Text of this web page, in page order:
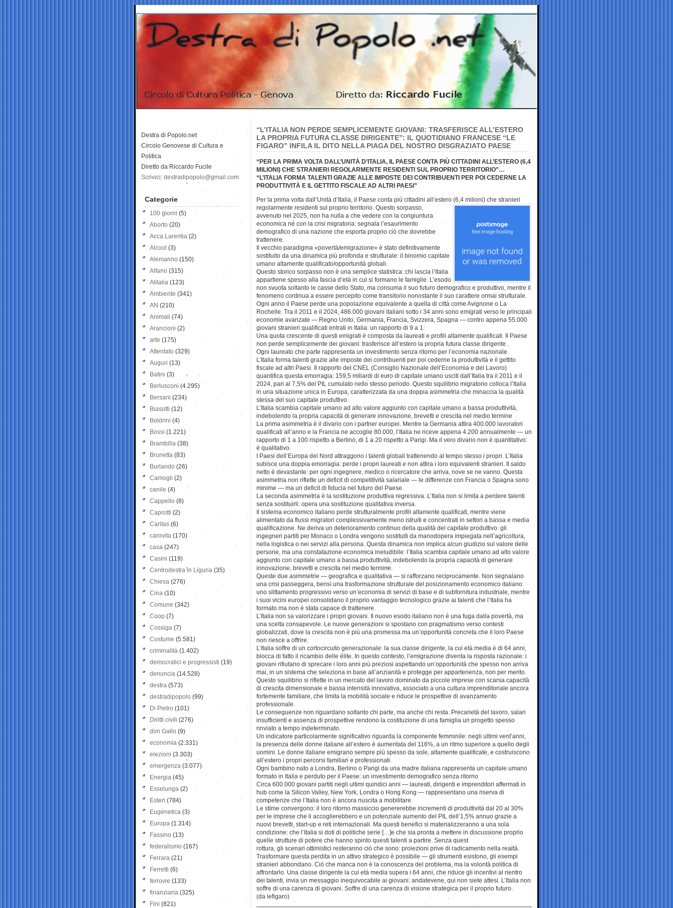
“L’ITALIA NON PERDE SEMPLICEMENTE GIOVANI: TRASFERISCE ALL’ESTERO
LA PROPRIA FUTURA CLASSE DIRIGENTE”: IL QUOTIDIANO FRANCESE “LE
FIGARO” INFILA IL DITO NELLA PIAGA DEL NOSTRO DISGRAZIATO PAESE
“PER LA PRIMA VOLTA DALL’UNITÀ D’ITALIA, IL PAESE CONTA PIÙ CITTADINI ALL’ESTERO (6,4
MILIONI) CHE STRANIERI REGOLARMENTE RESIDENTI SUL PROPRIO TERRITORIO”…
“L’ITALIA FORMA TALENTI GRAZIE ALLE IMPOSTE DEI CONTRIBUENTI PER POI CEDERNE LA
PRODUTTIVITÀ E IL GETTITO FISCALE AD ALTRI PAESI”
Per la prima volta dall’Unità d’Italia, il Paese conta più cittadini all’estero (6,4 milioni) che stranieri
regolarmente residenti sul proprio territorio. Questo sorpasso,
avvenuto nel 2025, non ha nulla a che vedere con la congiuntura
economica né con la crisi migratoria: segnala l’esaurimento
demografico di una nazione che esporta proprio ciò che dovrebbe
trattenere.
Il vecchio paradigma «povertà/emigrazione» è stato definitivamente
sostituito da una dinamica più profonda e strutturale: il binomio capitale
umano altamente qualificato/opportunità globali.
Questo storico sorpasso non è una semplice statistica: chi lascia l’Italia
appartiene spesso alla fascia d’età in cui si formano le famiglie. L’esodo
non svuota soltanto le casse dello Stato, ma consuma il suo futuro demografico e produttivo, mentre il
fenomeno continua a essere percepito come transitorio nonostante il suo carattere ormai strutturale.
Ogni anno il Paese perde una popolazione equivalente a quella di città come Avignone o La
Rochelle. Tra il 2011 e il 2024, 486.000 giovani italiani sotto i 34 anni sono emigrati verso le principali
economie avanzate — Regno Unito, Germania, Francia, Svizzera, Spagna — contro appena 55.000
giovani stranieri qualificati entrati in Italia: un rapporto di 9 a 1.
Una quota crescente di questi emigrati è composta da laureati e profili altamente qualificati. Il Paese
non perde semplicemente dei giovani: trasferisce all’estero la propria futura classe dirigente.
Ogni laureato che parte rappresenta un investimento senza ritorno per l’economia nazionale.
L’Italia forma talenti grazie alle imposte dei contribuenti per poi cederne la produttività e il gettito
fiscale ad altri Paesi. Il rapporto del CNEL (Consiglio Nazionale dell’Economia e del Lavoro)
quantifica questa emorragia: 159,5 miliardi di euro di capitale umano usciti dall’Italia tra il 2011 e il
2024, pari al 7,5% del PIL cumulato nello stesso periodo. Questo squilibrio migratorio colloca l’Italia
in una situazione unica in Europa, caratterizzata da una doppia asimmetria che minaccia la qualità
stessa del suo capitale produttivo.
L’Italia scambia capitale umano ad alto valore aggiunto con capitale umano a bassa produttività,
indebolendo la propria capacità di generare innovazione, brevetti e crescita nel medio termine
La prima asimmetria è il divario con i partner europei. Mentre la Germania attira 400.000 lavoratori
qualificati all’anno e la Francia ne accoglie 80.000, l’Italia ne riceve appena 4.200 annualmente — un
rapporto di 1 a 100 rispetto a Berlino, di 1 a 20 rispetto a Parigi. Ma il vero divario non è quantitativo:
è qualitativo.
I Paesi dell’Europa del Nord attraggono i talenti globali trattenendo al tempo stesso i propri. L’Italia
subisce una doppia emorragia: perde i propri laureati e non attira i loro equivalenti stranieri. Il saldo
netto è devastante: per ogni ingegnere, medico o ricercatore che arriva, nove se ne vanno. Questa
asimmetria non riflette un deficit di competitività salariale — le differenze con Francia o Spagna sono
minime — ma un deficit di fiducia nel futuro del Paese.
La seconda asimmetria è la sostituzione produttiva regressiva. L’Italia non si limita a perdere talenti
senza sostituirli: opera una sostituzione qualitativa inversa.
Il sistema economico italiano perde strutturalmente profili altamente qualificati, mentre viene
alimentato da flussi migratori complessivamente meno istruiti e concentrati in settori a bassa e media
qualificazione. Ne deriva un deterioramento continuo della qualità del capitale produttivo: gli
ingegneri partiti per Monaco o Londra vengono sostituiti da manodopera impiegata nell’agricoltura,
nella logistica o nei servizi alla persona. Questa dinamica non implica alcun giudizio sul valore delle
persone, ma una constatazione economica ineludibile: l’Italia scambia capitale umano ad alto valore
aggiunto con capitale umano a bassa produttività, indebolendo la propria capacità di generare
innovazione, brevetti e crescita nel medio termine.
Queste due asimmetrie — geografica e qualitativa — si rafforzano reciprocamente. Non segnalano
una crisi passeggera, bensì una trasformazione strutturale del posizionamento economico italiano:
uno slittamento progressivo verso un’economia di servizi di base e di subfornitura industriale, mentre
i suoi vicini europei consolidano il proprio vantaggio tecnologico grazie ai talenti che l’Italia ha
formato ma non è stata capace di trattenere.
L’Italia non sa valorizzare i propri giovani. Il nuovo esodo italiano non è una fuga dalla povertà, ma
una scelta consapevole. Le nuove generazioni si spostano con pragmatismo verso contesti
globalizzati, dove la crescita non è più una promessa ma un’opportunità concreta che il loro Paese
non riesce a offrire.
L’Italia soffre di un cortocircuito generazionale: la sua classe dirigente, la cui età media è di 64 anni,
blocca di fatto il ricambio delle élite. In questo contesto, l’emigrazione diventa la risposta razionale: i
giovani rifiutano di sprecare i loro anni più preziosi aspettando un’opportunità che spesso non arriva
mai, in un sistema che seleziona in base all’anzianità e protegge per appartenenza, non per merito.
Questo squilibrio si riflette in un mercato del lavoro dominato da piccole imprese con scarsa capacità
di crescita dimensionale e bassa intensità innovativa, associato a una cultura imprenditoriale ancora
fortemente familiare, che limita la mobilità sociale e riduce le prospettive di avanzamento
professionale.
Le conseguenze non riguardano soltanto chi parte, ma anche chi resta. Precarietà del lavoro, salari
insufficienti e assenza di prospettive rendono la costituzione di una famiglia un progetto spesso
rinviato a tempo indeterminato.
Un indicatore particolarmente significativo riguarda la componente femminile: negli ultimi vent’anni,
la presenza delle donne italiane all’estero è aumentata del 116%, a un ritmo superiore a quello degli
uomini. Le donne italiane emigrano sempre più spesso da sole, altamente qualificate, e costruiscono
all’estero i propri percorsi familiari e professionali.
Ogni bambino nato a Londra, Berlino o Parigi da una madre italiana rappresenta un capitale umano
formato in Italia e perduto per il Paese: un investimento demografico senza ritorno
Circa 600.000 giovani partiti negli ultimi quindici anni — laureati, dirigenti e imprenditori affermati in
hub come la Silicon Valley, New York, Londra o Hong Kong — rappresentano una riserva di
competenze che l’Italia non è ancora riuscita a mobilitare.
Le stime convergono: il loro ritorno massiccio genererebbe incrementi di produttività dal 20 al 30%
per le imprese che li accoglierebbero e un potenziale aumento del PIL dell’1,5% annuo grazie a
nuovi brevetti, start-up e reti internazionali. Ma questi benefici si materializzeranno a una sola
condizione: che l’Italia si doti di politiche serie […]e che sia pronta a mettere in discussione proprio
quelle strutture di potere che hanno spinto questi talenti a partire. Senza quest
rottura, gli scenari ottimistici resteranno ciò che sono: proiezioni prive di radicamento nella realtà.
Trasformare questa perdita in un attivo strategico è possibile — gli strumenti esistono, gli esempi
stranieri abbondano. Ciò che manca non è la conoscenza del problema, ma la volontà politica di
affrontarlo. Una classe dirigente la cui età media supera i 64 anni, che riduce gli incentivi al rientro
dei talenti, invia un messaggio inequivocabile ai giovani: andatevene, qui non siete attesi. L’Italia non
soffre di una carenza di giovani. Soffre di una carenza di visione strategica per il proprio futuro.
(da lefigaro)
Destra di Popolo.net
Circolo Genovese di Cultura e
Politica
Diretto da Riccardo Fucile
Scrivici: destradipopolo@gmail.com
Categorie
100 giorni (5)
Aborto (20)
Acca Larentia (2)
Alcool (3)
Alemanno (150)
Alfano (315)
Alitalia (123)
Ambiente (341)
AN (210)
Animali (74)
Arancioni (2)
arte (175)
Attentato (329)
Auguri (13)
Batini (3)
Berlusconi (4.295)
Bersani (234)
Biasotti (12)
Boldrini (4)
Bossi (1.221)
Brambilla (38)
Brunetta (83)
Burlando (26)
Camogli (2)
canile (4)
Cappello (8)
Caprotti (2)
Caritas (6)
carovita (170)
casa (247)
Casini (119)
Centrodestra in Liguria (35)
Chiesa (276)
Cina (10)
Comune (342)
Coop (7)
Cossiga (7)
Costume (5.581)
criminalità (1.402)
democratici e progressisti (19)
denuncia (14.528)
destra (573)
destradipopolo (99)
Di Pietro (101)
Diritti civili (276)
don Gallo (9)
economia (2.331)
elezioni (3.303)
emergenza (3.077)
Energia (45)
Esselunga (2)
Esteri (784)
Eugenetica (3)
Europa (1.314)
Fassino (13)
federalismo (167)
Ferrara (21)
Ferretti (6)
ferrovie (133)
finanziaria (325)
Fini (821)